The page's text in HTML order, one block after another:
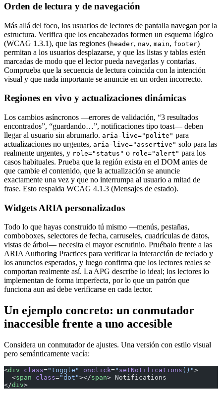
Orden de lectura y de navegación
Más allá del foco, los usuarios de lectores de pantalla navegan por la
estructura. Verifica que los encabezados formen un esquema lógico
(WCAG 1.3.1), que las regiones (header, nav, main, footer)
permitan a los usuarios desplazarse, y que las listas y tablas estén
marcadas de modo que el lector pueda navegarlas y contarlas.
Comprueba que la secuencia de lectura coincida con la intención
visual y que nada importante se anuncie en un orden incorrecto.
Regiones en vivo y actualizaciones dinámicas
Los cambios asíncronos —errores de validación, “3 resultados
encontrados”, “guardando…”, notificaciones tipo toast— deben
llegar al usuario sin abrumarlo. aria-live="polite" para
actualizaciones no urgentes, aria-live="assertive" solo para las
realmente urgentes, y role="status" o role="alert" para los
casos habituales. Prueba que la región exista en el DOM antes de
que cambie el contenido, que la actualización se anuncie
exactamente una vez y que no interrumpa al usuario a mitad de
frase. Esto respalda WCAG 4.1.3 (Mensajes de estado).
Widgets ARIA personalizados
Todo lo que hayas construido tú mismo —menús, pestañas,
comboboxes, selectores de fecha, carruseles, cuadrículas de datos,
vistas de árbol— necesita el mayor escrutinio. Pruébalo frente a las
ARIA Authoring Practices para verificar la interacción de teclado y
los anuncios esperados, y luego confirma que los lectores reales se
comportan realmente así. La APG describe lo ideal; los lectores lo
implementan de forma imperfecta, por lo que un patrón que
funciona aun así debe verificarse en cada lector.
Un ejemplo concreto: un conmutador
inaccesible frente a uno accesible
Considera un conmutador de ajustes. Una versión con estilo visual
pero semánticamente vacía:
<div class="toggle" onclick=" setNotifications ()">
  <
span class="dot"></span> Notifications
</div>